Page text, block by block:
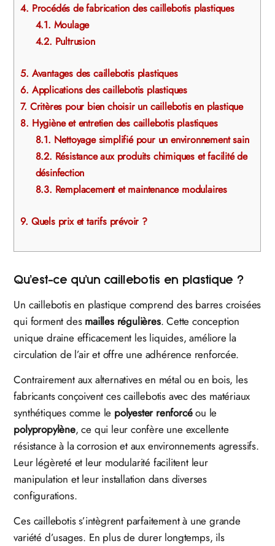
4. Procédés de fabrication des caillebotis plastiques
4.1. Moulage
4.2. Pultrusion
5. Avantages des caillebotis plastiques
6. Applications des caillebotis plastiques
7. Critères pour bien choisir un caillebotis en plastique
8. Hygiène et entretien des caillebotis plastiques
8.1. Nettoyage simplifié pour un environnement sain
8.2. Résistance aux produits chimiques et facilité de
désinfection
8.3. Remplacement et maintenance modulaires
9. Quels prix et tarifs prévoir ?
Qu’est-ce qu’un caillebotis en plastique ?
Un caillebotis en plastique comprend des barres croisées
qui forment des mailles régulières. Cette conception
unique draine efficacement les liquides, améliore la
circulation de l’air et offre une adhérence renforcée.
Contrairement aux alternatives en métal ou en bois, les
fabricants conçoivent ces caillebotis avec des matériaux
synthétiques comme le polyester renforcéou le
polypropylène, ce qui leur confère une excellente
résistance à la corrosion et aux environnements agressifs.
Leur légèreté et leur modularité facilitent leur
manipulation et leur installation dans diverses
configurations.
Ces caillebotis s’intègrent parfaitement à une grande
variété d’usages. En plus de durer longtemps, ils